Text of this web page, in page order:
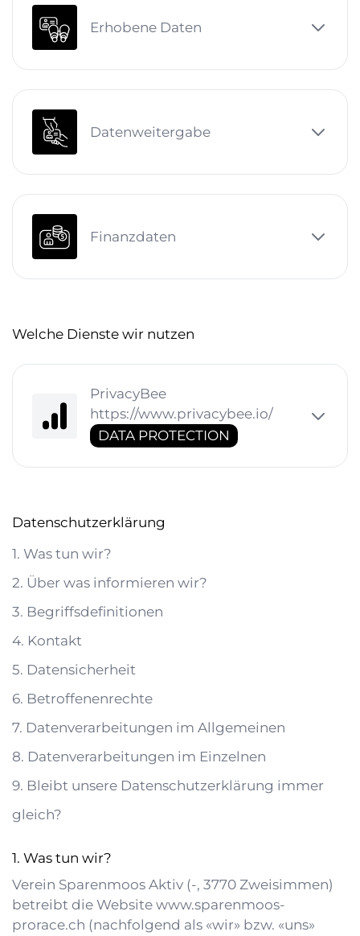
Erhobene Daten
Datenweitergabe
Finanzdaten
Welche Dienste wir nutzen
PrivacyBee
https://www.privacybee.io/
DATA PROTECTION
Datenschutzerklärung
1. Was tun wir?
2. Über was informieren wir?
3. Begriffsdefinitionen
4. Kontakt
5. Datensicherheit
6. Betroffenenrechte
7. Datenverarbeitungen im Allgemeinen
8. Datenverarbeitungen im Einzelnen
9. Bleibt unsere Datenschutzerklärung immer
gleich?
Was tun wir?
Verein Sparenmoos Aktiv (-, 3770 Zweisimmen)
betreibt die Website www.sparenmoos-
prorace.ch (nachfolgend als «wir» bzw. «uns»